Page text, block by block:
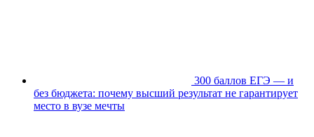
300 баллов ЕГЭ — и
без бюджета: почему высший результат не гарантирует
место в вузе мечты